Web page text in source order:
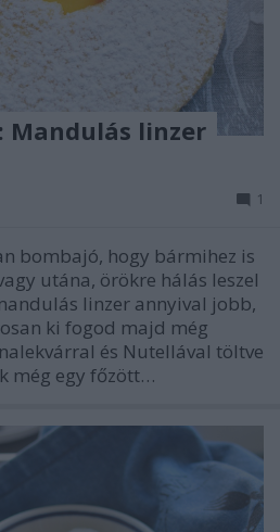
Mandulás linzer
1
bombajó, hogy bármihez is
utána, örökre hálás leszel
linzer annyival jobb,
ki fogod majd még
és Nutellával töltve
még egy főzött…